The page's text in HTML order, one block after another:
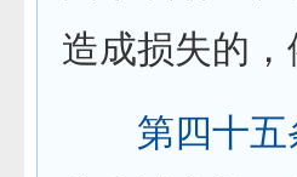
造成损失的
第四十五